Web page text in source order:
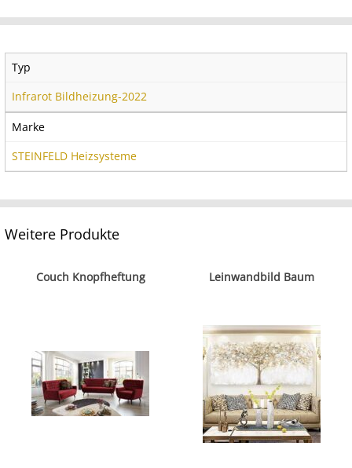
Typ
Infrarot Bildheizung-2022
Marke
STEINFELD Heizsysteme
Weitere Produkte
Couch Knopfheftung Leinwandbild Baum